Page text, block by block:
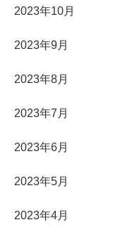
2023年10月
2023年9月
2023年8月
2023年7月
2023年6月
2023年5月
2023年4月